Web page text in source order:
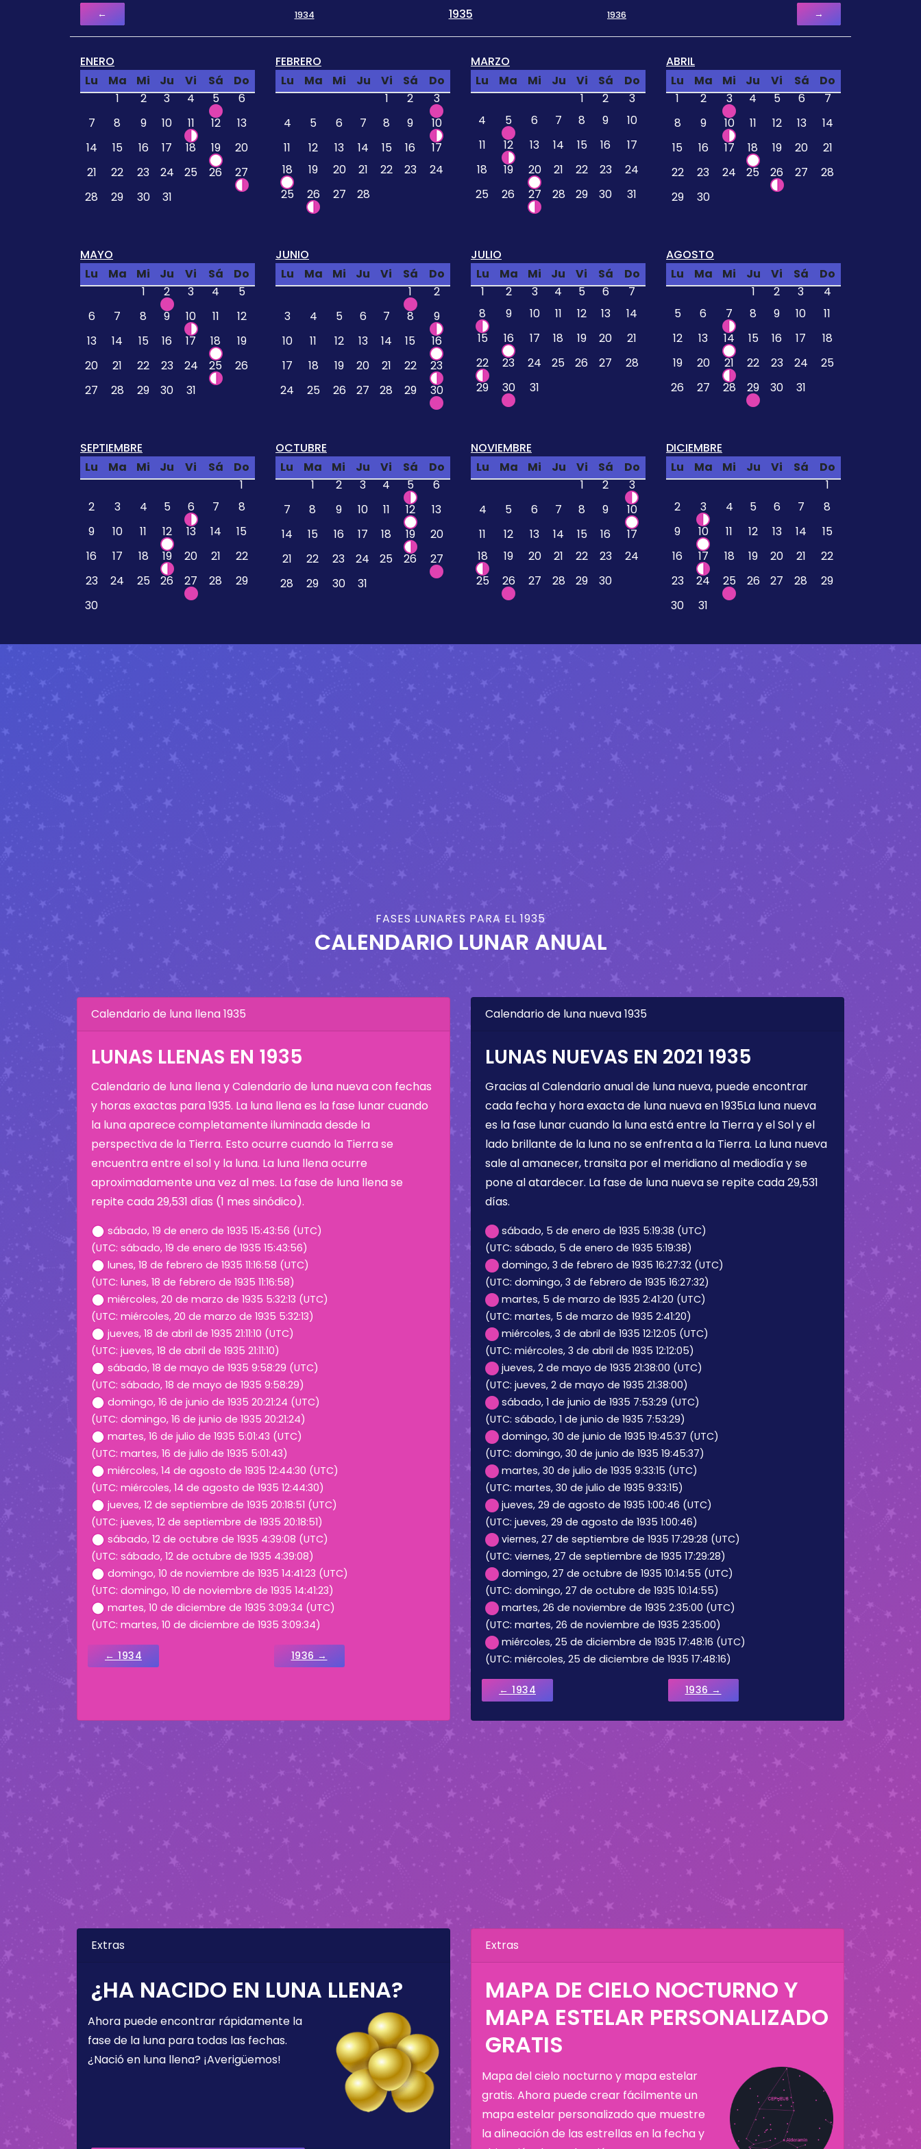
← 1934 1935 1936 →
ENERO
Lu
Ma Mi Ju Vi Sá
Do
1
2 3 4 5
6
7
8 9 10 11 12
13
14
15 16 17 18 19
20
21
22 23 24 25 26
27
28
29 30 31
FEBRERO
Lu
Ma Mi Ju Vi Sá
Do
1
2
3
4
5 6 7 8 9
10
11
12 13 14 15 16
17
18
19 20 21 22 23
24
25
26 27 28
MARZO
Lu
Ma Mi Ju Vi Sá
Do
1
2
3
4
5 6 7 8 9
10
11
12 13 14 15 16
17
18
19 20 21 22 23
24
25
26 27 28 29 30 31
ABRIL
Lu
Ma Mi Ju Vi Sá
Do
1
2 3 4 5 6
7
8
9 10 11 12 13
14
15
16 17 18 19 20
21
22
23 24 25 26 27
28
29
30
MAYO
Lu
Ma Mi Ju Vi Sá
Do
1
2 3 4
5
6
7 8 9 10 11
12
13
14 15 16 17 18
19
20
21 22 23 24 25
26
27
28 29 30 31
JUNIO
Lu
Ma Mi Ju Vi Sá
Do
1
2
3
4 5 6 7 8
9
10
11 12 13 14 15
16
17
18 19 20 21 22
23
24
25 26 27 28 29 30
JULIO
Lu
Ma Mi Ju Vi Sá
Do
1
2 3 4 5 6
7
8
9 10 11 12 13
14
15
16 17 18 19 20
21
22
23 24 25 26 27
28
29
30 31
AGOSTO
Lu
Ma Mi Ju Vi Sá
Do
1
2 3
4
5
6 7 8 9 10
11
12
13 14 15 16 17
18
19
20 21 22 23 24
25
26
27 28 29 30 31
SEPTIEMBRE
Lu
Ma Mi Ju Vi Sá
Do
1
2
3 4 5 6 7
8
9
10 11 12 13 14
15
16
17 18 19 20 21
22
23
24 25 26 27 28
29
30
OCTUBRE
Lu
Ma Mi Ju Vi Sá
Do
1
2 3 4 5
6
7
8 9 10 11 12
13
14
15 16 17 18 19
20
21
22 23 24 25 26
27
28
29 30 31
NOVIEMBRE
Lu
Ma Mi Ju Vi Sá
Do
1
2
3
4
5 6 7 8 9
10
11
12 13 14 15 16
17
18
19 20 21 22 23
24
25
26 27 28 29 30
DICIEMBRE
Lu
Ma Mi Ju Vi Sá
Do
1
2
3 4 5 6 7
8
9
10 11 12 13 14
15
16
17 18 19 20 21
22
23
24 25 26 27 28
29
30
31
FASES LUNARES PARA EL 1935
CALENDARIO LUNAR ANUAL
Calendario de luna llena 1935
LUNAS LLENAS EN 1935
Calendario de luna llena y Calendario de luna nueva con fechas
y horas exactas para 1935. La luna llena es la fase lunar cuando
la luna aparece completamente iluminada desde la
perspectiva de la Tierra. Esto ocurre cuando la Tierra se
encuentra entre el sol y la luna. La luna llena ocurre
aproximadamente una vez al mes. La fase de luna llena se
repite cada 29,531 días (1 mes sinódico).
sábado, 19 de enero de 1935 15:43:56 (UTC)
(UTC: sábado, 19 de enero de 1935 15:43:56)
lunes, 18 de febrero de 1935 11:16:58 (UTC)
(UTC: lunes, 18 de febrero de 1935 11:16:58)
miércoles, 20 de marzo de 1935 5:32:13 (UTC)
(UTC: miércoles, 20 de marzo de 1935 5:32:13)
jueves, 18 de abril de 1935 21:11:10 (UTC)
(UTC: jueves, 18 de abril de 1935 21:11:10)
sábado, 18 de mayo de 1935 9:58:29 (UTC)
(UTC: sábado, 18 de mayo de 1935 9:58:29)
domingo, 16 de junio de 1935 20:21:24 (UTC)
(UTC: domingo, 16 de junio de 1935 20:21:24)
martes, 16 de julio de 1935 5:01:43 (UTC)
(UTC: martes, 16 de julio de 1935 5:01:43)
miércoles, 14 de agosto de 1935 12:44:30 (UTC)
(UTC: miércoles, 14 de agosto de 1935 12:44:30)
jueves, 12 de septiembre de 1935 20:18:51 (UTC)
(UTC: jueves, 12 de septiembre de 1935 20:18:51)
sábado, 12 de octubre de 1935 4:39:08 (UTC)
(UTC: sábado, 12 de octubre de 1935 4:39:08)
domingo, 10 de noviembre de 1935 14:41:23 (UTC)
(UTC: domingo, 10 de noviembre de 1935 14:41:23)
martes, 10 de diciembre de 1935 3:09:34 (UTC)
(UTC: martes, 10 de diciembre de 1935 3:09:34)
← 1934 1936 →
Calendario de luna nueva 1935
LUNAS NUEVAS EN 2021 1935
Gracias al Calendario anual de luna nueva, puede encontrar
cada fecha y hora exacta de luna nueva en 1935La luna nueva
es la fase lunar cuando la luna está entre la Tierra y el Sol y el
lado brillante de la luna no se enfrenta a la Tierra. La luna nueva
sale al amanecer, transita por el meridiano al mediodía y se
pone al atardecer. La fase de luna nueva se repite cada 29,531
días.
sábado, 5 de enero de 1935 5:19:38 (UTC)
(UTC: sábado, 5 de enero de 1935 5:19:38)
domingo, 3 de febrero de 1935 16:27:32 (UTC)
(UTC: domingo, 3 de febrero de 1935 16:27:32)
martes, 5 de marzo de 1935 2:41:20 (UTC)
(UTC: martes, 5 de marzo de 1935 2:41:20)
miércoles, 3 de abril de 1935 12:12:05 (UTC)
(UTC: miércoles, 3 de abril de 1935 12:12:05)
jueves, 2 de mayo de 1935 21:38:00 (UTC)
(UTC: jueves, 2 de mayo de 1935 21:38:00)
sábado, 1 de junio de 1935 7:53:29 (UTC)
(UTC: sábado, 1 de junio de 1935 7:53:29)
domingo, 30 de junio de 1935 19:45:37 (UTC)
(UTC: domingo, 30 de junio de 1935 19:45:37)
martes, 30 de julio de 1935 9:33:15 (UTC)
(UTC: martes, 30 de julio de 1935 9:33:15)
jueves, 29 de agosto de 1935 1:00:46 (UTC)
(UTC: jueves, 29 de agosto de 1935 1:00:46)
viernes, 27 de septiembre de 1935 17:29:28 (UTC)
(UTC: viernes, 27 de septiembre de 1935 17:29:28)
domingo, 27 de octubre de 1935 10:14:55 (UTC)
(UTC: domingo, 27 de octubre de 1935 10:14:55)
martes, 26 de noviembre de 1935 2:35:00 (UTC)
(UTC: martes, 26 de noviembre de 1935 2:35:00)
miércoles, 25 de diciembre de 1935 17:48:16 (UTC)
(UTC: miércoles, 25 de diciembre de 1935 17:48:16)
← 1934 1936 →
Extras
¿HA NACIDO EN LUNA LLENA?
Ahora puede encontrar rápidamente la
fase de la luna para todas las fechas.
¿Nació en luna llena? ¡Averigüemos!
Extras
MAPA DE CIELO NOCTURNO Y
MAPA ESTELAR PERSONALIZADO
GRATIS
Mapa del cielo nocturno y mapa estelar
gratis. Ahora puede crear fácilmente un
mapa estelar personalizado que muestre
la alineación de las estrellas en la fecha y